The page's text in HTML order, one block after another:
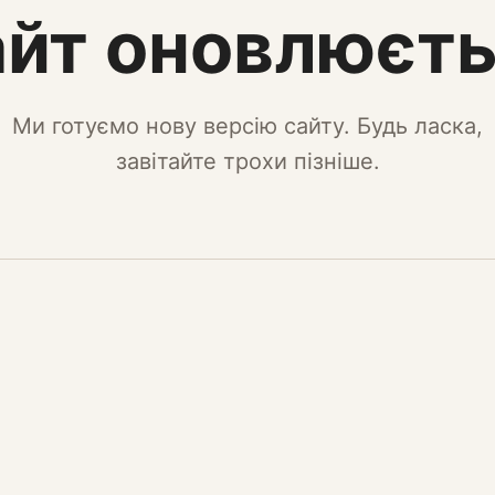
Ми готуємо нову версію сайту. Будь ласка,
завітайте трохи пізніше.